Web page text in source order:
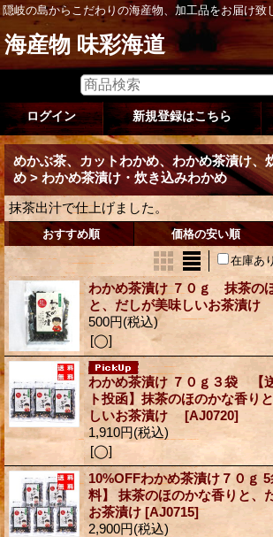
隠岐の島からこだわりの海産物、加工品をお届け致
海産物 味彩海道
ログイン 新規登録はこちら
めかぶ茶、カットわかめ、わかめ茶漬け、
め > わかめ茶漬け・炊き込みわかめ
抹茶出汁で仕上げました。
おすすめ順 価格の安い順
在庫あ
わかめ茶漬け ７０ｇ 抹茶の
と、だしが美味しいお茶漬け
500円(税込)
[◯]
わかめ茶漬け ７０ｇ３袋 【
ト投函】抹茶のほのかな香り
しいお茶漬け [AJ0720]
1,910円(税込)
[◯]
10%OFFわかめ茶漬け７０ｇ
料】 抹茶のほのかな香りと、
お茶漬け[AJ0715]
2,900円(税込)